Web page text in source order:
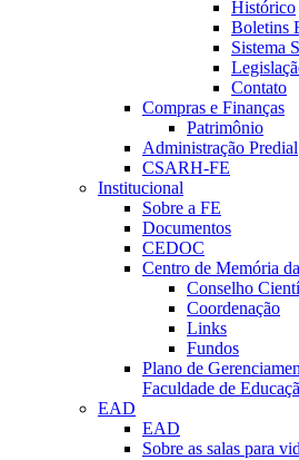
Histórico
Boletins
Sistema
Contato
Compras e Finanças
Patrimônio
Administração Predial
CSARH-FE
Institucional
Sobre a FE
Documentos
CEDOC
Centro de Memória
Conselho
Coordenação
Links
Fundos
Plano de
Faculdade de
EAD
EAD
Sobre as salas para